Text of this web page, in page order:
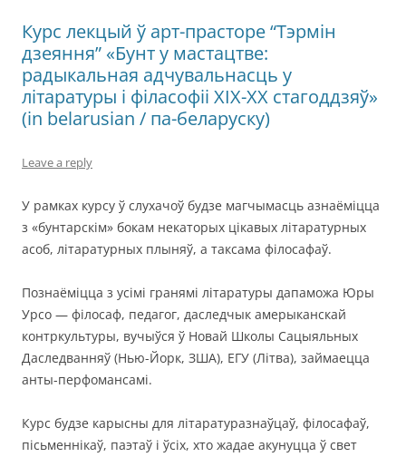
Курс лекцый ў арт-прасторе “Тэрмін
дзеяння” «Бунт у мастацтве:
радыкальная адчувальнасць у
літаратуры і філасофіі XIX-XX стагоддзяў»
(in belarusian / па-беларуску)
Leave a reply
У рамках курсу ў слухачоў будзе магчымасць азнаёміцца
з «бунтарскім» бокам некаторых цікавых літаратурных
асоб, літаратурных плыняў, а таксама філосафаў.
Познаёміцца з усімі гранямі літаратуры дапаможа Юры
Урсо — філосаф, педагог, даследчык амерыканскай
контркультуры, вучыўся ў Новай Школы Сацыяльных
Даследванняў (Нью-Йорк, ЗША), ЕГУ (Літва), займаецца
анты-перфомансамі.
Курс будзе карысны для літаратуразнаўцаў, філосафаў,
пісьменнікаў, паэтаў і ўсіх, хто жадае акунуцца ў свет